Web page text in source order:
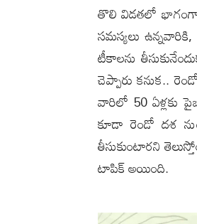
తొలి విడ‌త‌లో భాగంగా
స‌మ‌స్య‌లు
టీకాల‌ను
చెప్పారు క‌నుక‌..
వారిలో 50 ఏళ్ల‌కు
కూడా రెండో ద‌శ
తీసుకుంటార‌ని
టాపిక్ అయింది.